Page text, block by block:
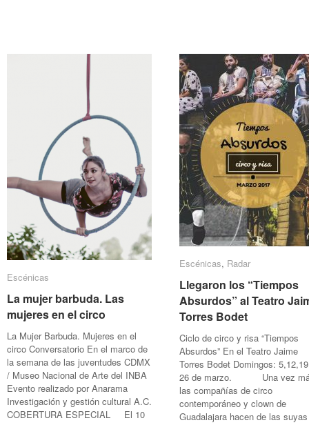
Escénicas
La mujer barbuda. Las
mujeres en el circo
La Mujer Barbuda. Mujeres en el
circo Conversatorio En el marco de
la semana de las juventudes CDMX
/ Museo Nacional de Arte del INBA
Evento realizado por Anarama
Investigación y gestión cultural A.C.
COBERTURA ESPECIAL El 10
Escénicas
La mujer barbuda. Las
mujeres en el circo
Escénicas, Radar
Llegaron los “Tiempos
Absurdos” al Teatro
Torres Bodet
Ciclo de circo y risa “Tiempos
Absurdos” En el Teatro Jaime
Torres Bodet Domingos:
26 de marzo. Una vez
las compañías de circo
contemporáneo y clown de
Guadalajara hacen de las suyas
Escénicas Radar
Llegaron los “Tiempos
Absurdos” al Teatro
Torres Bodet